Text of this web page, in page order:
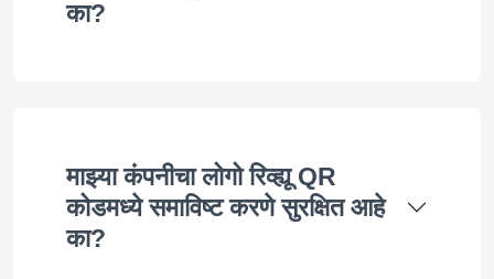
का?
माझ्या कंपनीचा लोगो रिव्ह्यू QR
कोडमध्ये समाविष्ट करणे सुरक्षित आहे
का?